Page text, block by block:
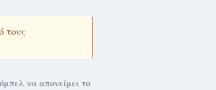
τους
να απονείμει το